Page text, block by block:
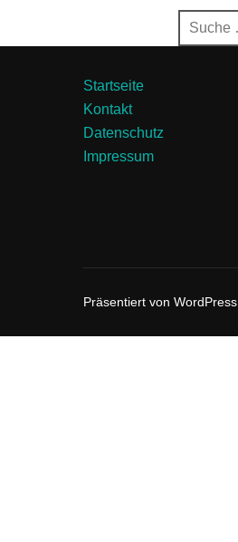
Suchen
nach:
Startseite
Kontakt
Datenschutz
Impressum
Präsentiert von WordPress